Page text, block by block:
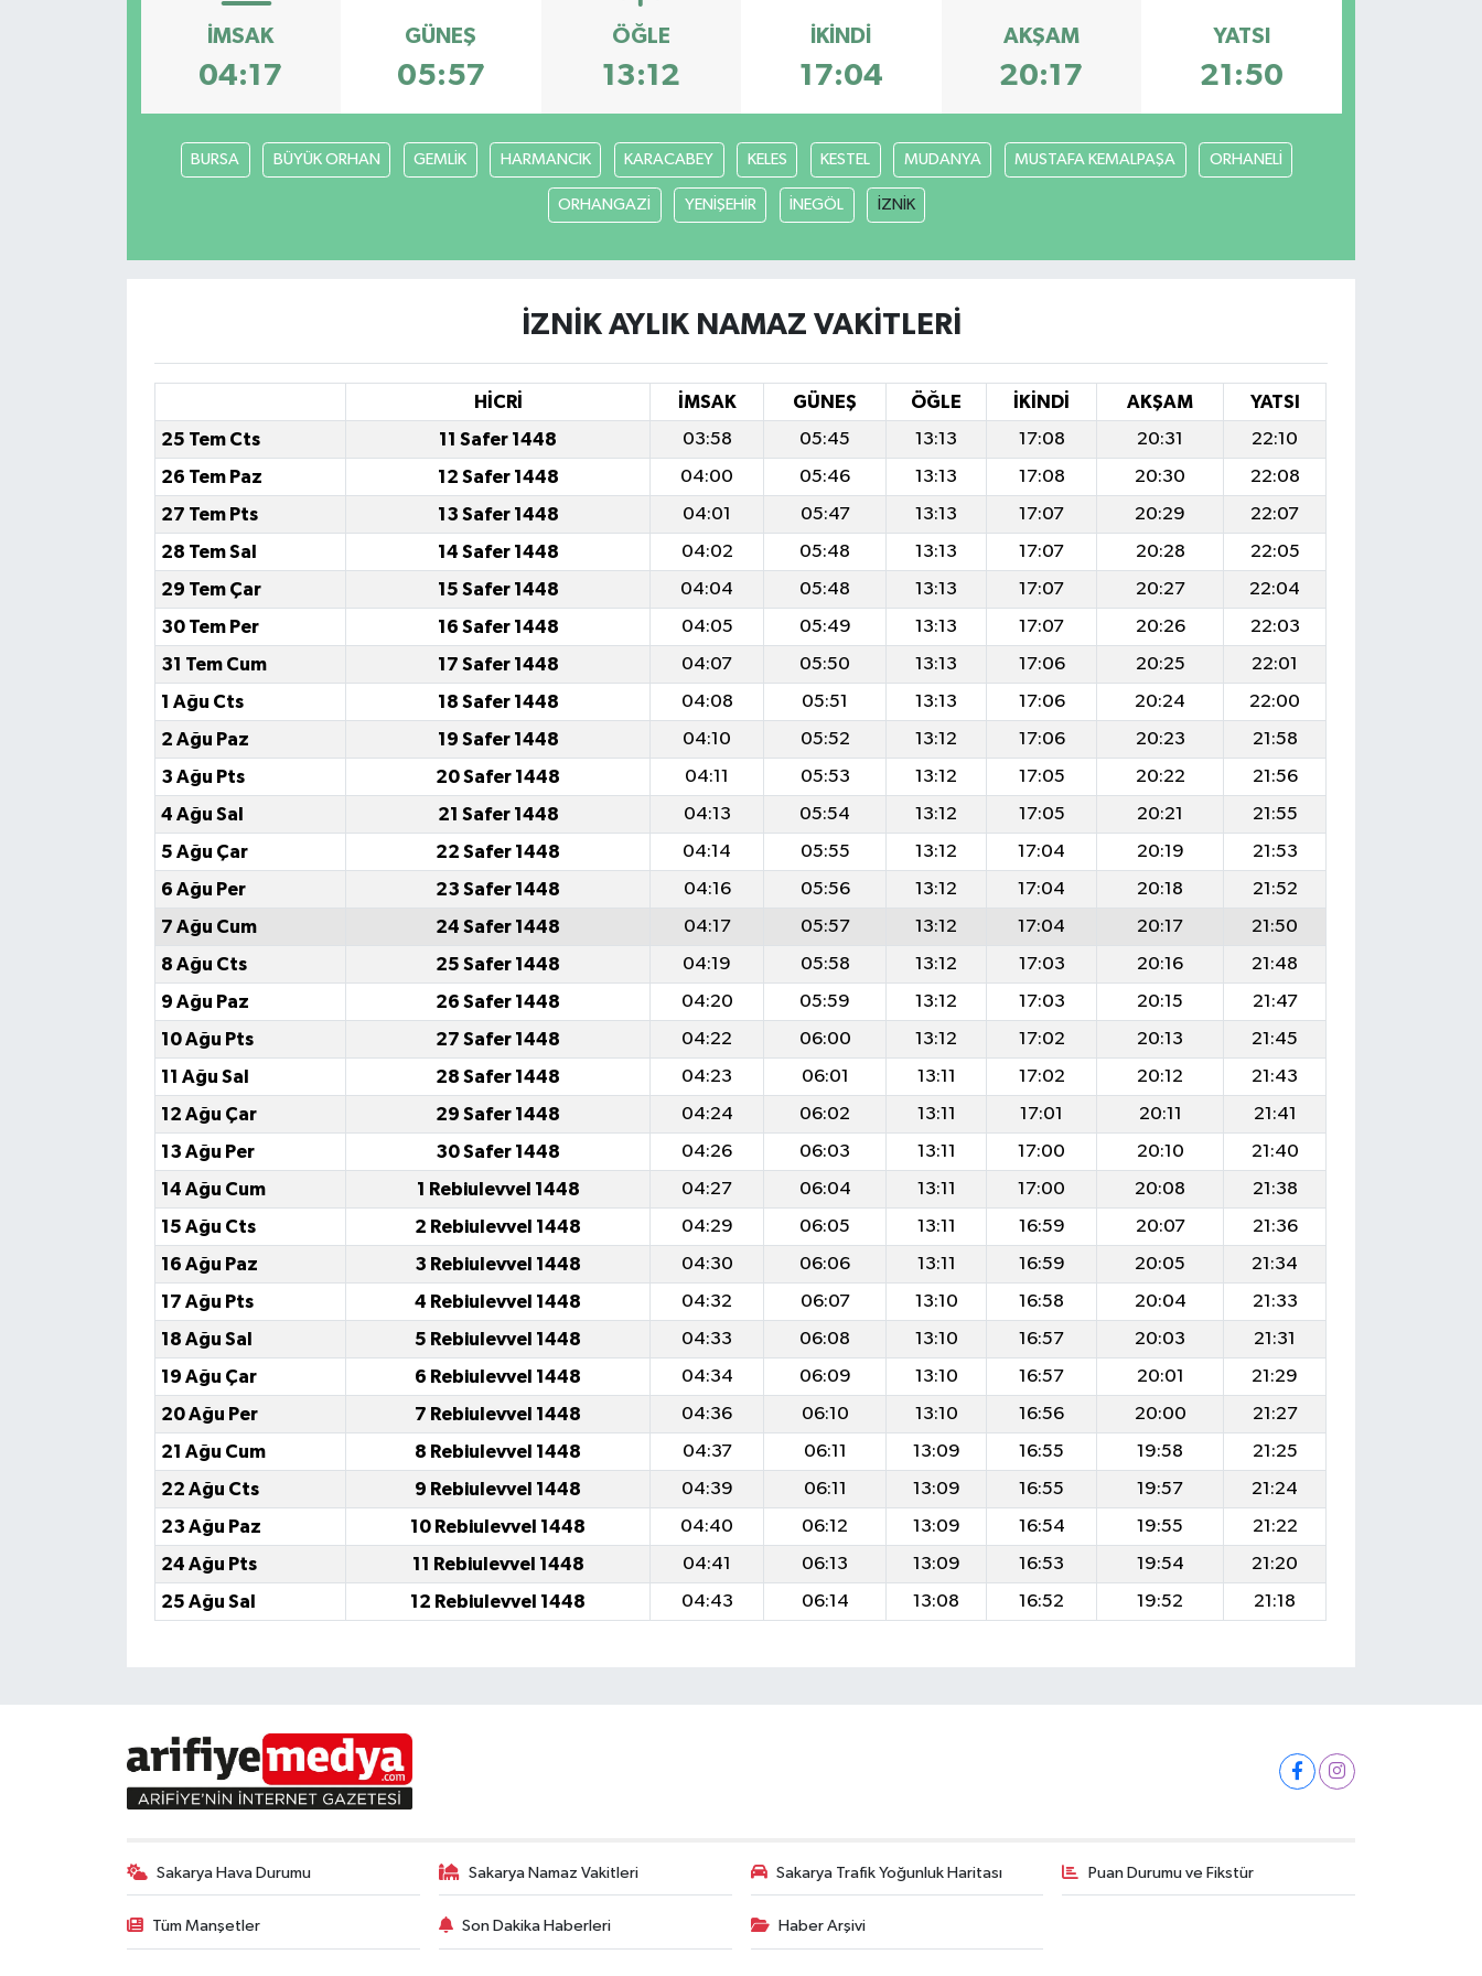
İMSAK
04:17
GÜNEŞ
05:57
ÖĞLE
13:12
İKINDI
17:04
AKŞAM
20:17
YATSI
21:50
BURSA BÜYÜK ORHAN GEMLİK HARMANCIK KARACABEY KELES KESTEL MUDANYA MUSTAFA KEMALPAŞA ORHANELİ
ORHANGAZİ YENİŞEHİR İNEGÖL İZNİK
İZNİK AYLIK NAMAZ VAKITLERI
HİCRİ İMSAK GÜNEŞ ÖĞLE İKINDI AKŞAM
YATSI
25 Tem Cts
11 Safer 1448 03:58 05:45 13:13 17:08 20:31
22:10
26 Tem Paz
12 Safer 1448 04:00 05:46 13:13 17:08 20:30
22:08
27 Tem Pts
13 Safer 1448 04:01 05:47 13:13 17:07 20:29
22:07
28 Tem Sal
14 Safer 1448 04:02 05:48 13:13 17:07 20:28
22:05
29 Tem Çar
15 Safer 1448 04:04 05:48 13:13 17:07 20:27
22:04
30 Tem Per
16 Safer 1448 04:05 05:49 13:13 17:07 20:26
22:03
31 Tem Cum
17 Safer 1448 04:07 05:50 13:13 17:06 20:25
22:01
1 Ağu Cts
18 Safer 1448 04:08 05:51 13:13 17:06 20:24
22:00
2 Ağu Paz
19 Safer 1448 04:10 05:52 13:12 17:06 20:23
21:58
3 Ağu Pts
20 Safer 1448 04:11 05:53 13:12 17:05 20:22
21:56
4 Ağu Sal
21 Safer 1448 04:13 05:54 13:12 17:05 20:21
21:55
5 Ağu Çar
22 Safer 1448 04:14 05:55 13:12 17:04 20:19
21:53
6 Ağu Per
23 Safer 1448 04:16 05:56 13:12 17:04 20:18
21:52
7 Ağu Cum
24 Safer 1448 04:17 05:57 13:12 17:04 20:17
21:50
8 Ağu Cts
25 Safer 1448 04:19 05:58 13:12 17:03 20:16
21:48
9 Ağu Paz
26 Safer 1448 04:20 05:59 13:12 17:03 20:15
21:47
10 Ağu Pts
27 Safer 1448 04:22 06:00 13:12 17:02 20:13
21:45
11 Ağu Sal
28 Safer 1448 04:23 06:01 13:11 17:02 20:12
21:43
12 Ağu Çar
29 Safer 1448 04:24 06:02 13:11 17:01 20:11
21:41
13 Ağu Per
30 Safer 1448 04:26 06:03 13:11 17:00 20:10
21:40
14 Ağu Cum
1 Rebiulevvel 1448 04:27 06:04 13:11 17:00 20:08
21:38
15 Ağu Cts
2 Rebiulevvel 1448 04:29 06:05 13:11 16:59 20:07
21:36
16 Ağu Paz
3 Rebiulevvel 1448 04:30 06:06 13:11 16:59 20:05
21:34
17 Ağu Pts
4 Rebiulevvel 1448 04:32 06:07 13:10 16:58 20:04
21:33
18 Ağu Sal
5 Rebiulevvel 1448 04:33 06:08 13:10 16:57 20:03
21:31
19 Ağu Çar
6 Rebiulevvel 1448 04:34 06:09 13:10 16:57 20:01
21:29
20 Ağu Per
7 Rebiulevvel 1448 04:36 06:10 13:10 16:56 20:00
21:27
21 Ağu Cum
8 Rebiulevvel 1448 04:37 06:11 13:09 16:55 19:58
21:25
22 Ağu Cts
9 Rebiulevvel 1448 04:39 06:11 13:09 16:55 19:57
21:24
23 Ağu Paz
10 Rebiulevvel 1448 04:40 06:12 13:09 16:54 19:55
21:22
24 Ağu Pts
11 Rebiulevvel 1448 04:41 06:13 13:09 16:53 19:54
21:20
25 Ağu Sal
12 Rebiulevvel 1448 04:43 06:14 13:08 16:52 19:52 21:18
Sakarya Hava Durumu Sakarya Namaz Vakitleri Sakarya Trafik Yoğunluk Haritası Puan Durumu ve Fikstür
Tüm Manşetler Son Dakika Haberleri Haber Arşivi